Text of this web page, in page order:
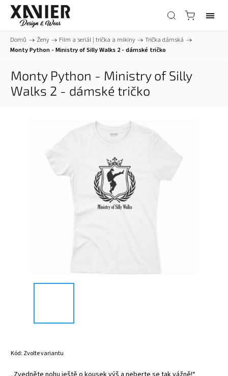
Domů / Ženy / Film a seriál | trička a mikiny / Trička dámská /
Monty Python - Ministry of Silly Walks 2 - dámské tričko
Monty Python - Ministry of Silly
Walks 2 - dámské tričko
Kód: Zvolte variantu